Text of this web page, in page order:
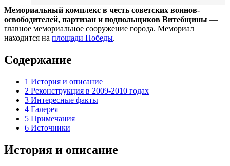
Мемориальный комплекс в честь советских воинов-
освободителей, партизан и подпольщиков Витебщины —
главное мемориальное сооружение города. Мемориал
находится на площади Победы.
Содержание
1 История и описание
2 Реконструкция в 2009-2010 годах
3 Интересные факты
4 Галерея
5 Примечания
6 Источники
История и описание